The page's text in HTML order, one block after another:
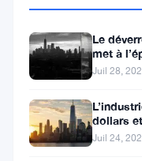
scalabilité
l’efficacité.
Les
Le
met à
Juil 28,
dollars
Juil 24,